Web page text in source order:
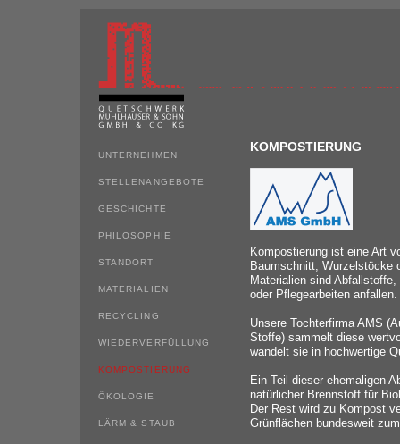
UNTERNEHMEN
STELLENANGEBOTE
GESCHICHTE
PHILOSOPHIE
STANDORT
MATERIALIEN
RECYCLING
WIEDERVERFÜLLUNG
KOMPOSTIERUNG
ÖKOLOGIE
LÄRM & STAUB
KOMPOSTIERUNG
Kompostierung ist eine Art
Baumschnitt, Wurzelstöcke
Materialien sind
oder Pflegearbeiten anfallen.
Unsere Tochterfirma AMS
Stoffe) sammelt diese
wandelt sie in hochwertige
Ein Teil dieser ehemaligen
natürlicher Brennstoff für
Der Rest wird zu Kompost
Grünflächen bundesweit